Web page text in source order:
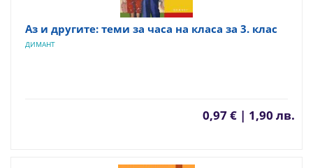
Аз и другите: теми за часа на класа за 3. клас
ДИМАНТ
0,97 € | 1,90 лв.